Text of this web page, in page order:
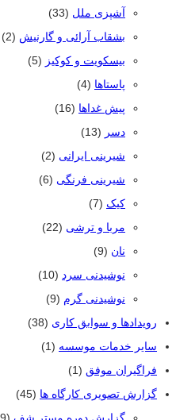
آشپزی ملل (33)
بشقاب آرائی و گارنیش (2)
بیسکویت و کوکیز (5)
پاستاها (4)
پیش غداها (16)
دسر (13)
شیرینی ایرانی (2)
شیرینی فرنگی (6)
کیک (7)
مربا و ترشی (22)
نان (9)
نوشیدنی سرد (10)
نوشیدنی گرم (9)
رویدادها و سوابق کاری (38)
سایر خدمات موسسه (1)
فراگیران موفق (1)
گزارش تصویری کارگاه ها (45)